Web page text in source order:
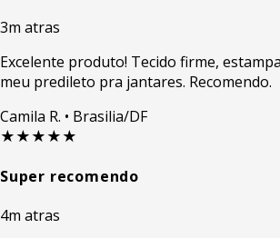
3m atras
Excelente produto! Tecido firme,
meu predileto pra jantares. Recomendo.
Camila R. • Brasilia/DF
★★★★★
Super recomendo
4m atras